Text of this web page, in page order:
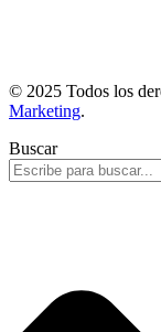
© 2025 Todos los
Marketing.
Buscar